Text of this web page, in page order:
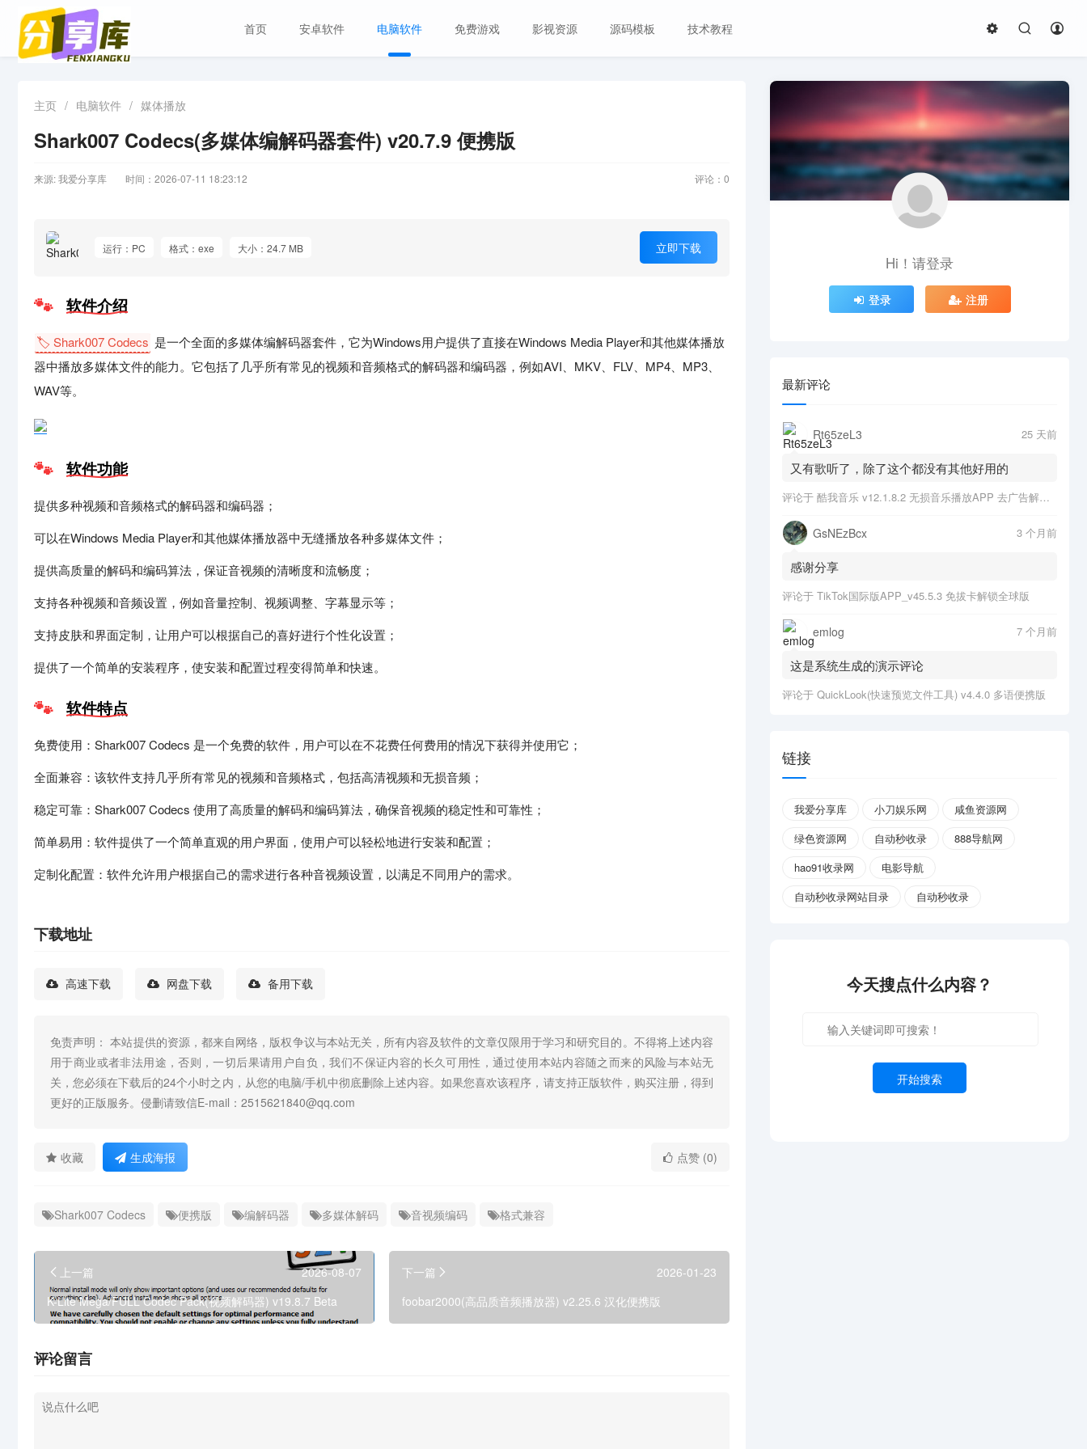
首页 安卓软件 电脑软件 免费游戏 影视资源 源码模板 技术教程
主页 / 电脑软件 / 媒体播放
Shark007 Codecs(多媒体编解码器套件) v20.7.9 便携版
来源: 我爱分享库 时间：2026-07-11 18:23:12 评论： 0
运行：PC 格式：exe 大小：24.7 MB 立即下载
软件介绍
🏷️ Shark007 Codecs 是一个全面的多媒体编解码器套件，它为Windows用户提供了直接在Windows Media Player和其他媒体播放
器中播放多媒体文件的能力。它包括了几乎所有常见的视频和音频格式的解码器和编码器，例如AVI、MKV、FLV、MP4、MP3、
WAV等。
软件功能
提供多种视频和音频格式的解码器和编码器；
可以在Windows Media Player和其他媒体播放器中无缝播放各种多媒体文件；
提供高质量的解码和编码算法，保证音视频的清晰度和流畅度；
支持各种视频和音频设置，例如音量控制、视频调整、字幕显示等；
支持皮肤和界面定制，让用户可以根据自己的喜好进行个性化设置；
提供了一个简单的安装程序，使安装和配置过程变得简单和快速。
软件特点
免费使用：Shark007 Codecs 是一个免费的软件，用户可以在不花费任何费用的情况下获得并使用它；
全面兼容：该软件支持几乎所有常见的视频和音频格式，包括高清视频和无损音频；
稳定可靠：Shark007 Codecs 使用了高质量的解码和编码算法，确保音视频的稳定性和可靠性；
简单易用：软件提供了一个简单直观的用户界面，使用户可以轻松地进行安装和配置；
定制化配置：软件允许用户根据自己的需求进行各种音视频设置，以满足不同用户的需求。
下载地址
高速下载 网盘下载 备用下载
免责声明： 本站提供的资源，都来自网络，版权争议与本站无关，所有内容及软件的文章仅限用于学习和研究目的。不得将上述内容
用于商业或者非法用途，否则，一切后果请用户自负，我们不保证内容的长久可用性，通过使用本站内容随之而来的风险与本站无
关，您必须在下载后的24个小时之内，从您的电脑/手机中彻底删除上述内容。如果您喜欢该程序，请支持正版软件，购买注册，得到
更好的正版服务。侵删请致信E-mail：2515621840@qq.com
收藏 生成海报 点赞 (0)
Shark007 Codecs 便携版 编解码器 多媒体解码 音视频编码 格式兼容
上一篇
2026-08-07
K-Lite Mega/FULL Codec Pack(视频解码器) v19.8.7 Beta
下一篇
2026-01-23
foobar2000(高品质音频播放器) v2.25.6 汉化便携版
评论留言
Hi！请登录
登录 注册
最新评论
Rt65zeL3 25 天前
又有歌听了，除了这个都没有其他好用的
评论于 酷我音乐 v12.1.8.2 无损音乐播放APP 去广告解锁会员版
GsNEzBcx 3 个月前
感谢分享
评论于 TikTok国际版APP_v45.5.3 免拔卡解锁全球版
emlog 7 个月前
这是系统生成的演示评论
评论于 QuickLook(快速预览文件工具) v4.4.0 多语便携版
链接
我爱分享库 小刀娱乐网
咸鱼资源网
绿色资源网
自动秒收录
888导航网
hao91收录网
电影导航
自动秒收录网站目录
自动秒收录
今天搜点什么内容？
开始搜索